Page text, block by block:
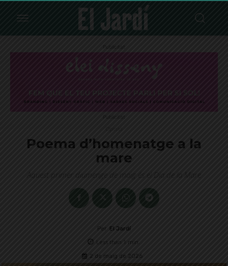
Publicitat
Publicitat
Poema d’homenatge a la
mare
Aquest primer diumenge de maig és el Dia de la Mare
Per El Jardí
Less than 1 min.
2 de maig de 2026